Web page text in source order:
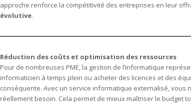
approche renforce la compétitivité des entreprises en leur
évolutive.
Réduction des coûts et optimisation des ressources
Pour de nombreuses PME, la gestion de l’informatique
informaticien à temps plein ou acheter des licences et des
conséquente. Avec un service informatique externalisé, vous
réellement besoin. Cela permet de mieux maîtriser le budget